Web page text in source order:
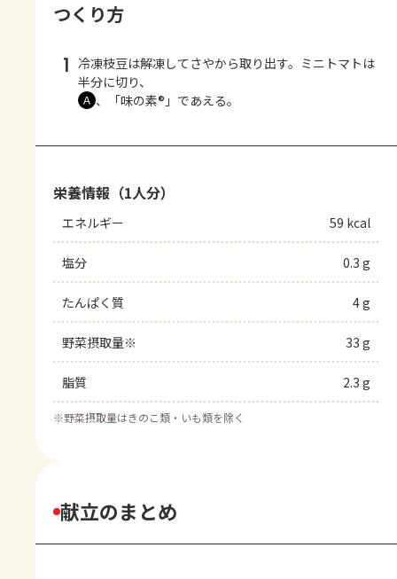
つくり方
1 冷凍枝豆は解凍してさやから取り出す。ミニトマトは
半分に切り、
Ａ 、「味の素®」であえる。
栄養情報（1人分）
エネルギー 59 kcal
塩分 0.3 g
たんぱく質 4 g
野菜摂取量※ 33 g
脂質 2.3 g
※野菜摂取量はきのこ類・いも類を除く
献立のまとめ